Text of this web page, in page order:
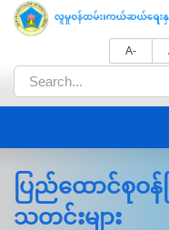
A-
ပြည်ထောင်စုဝ
သတင်းများ